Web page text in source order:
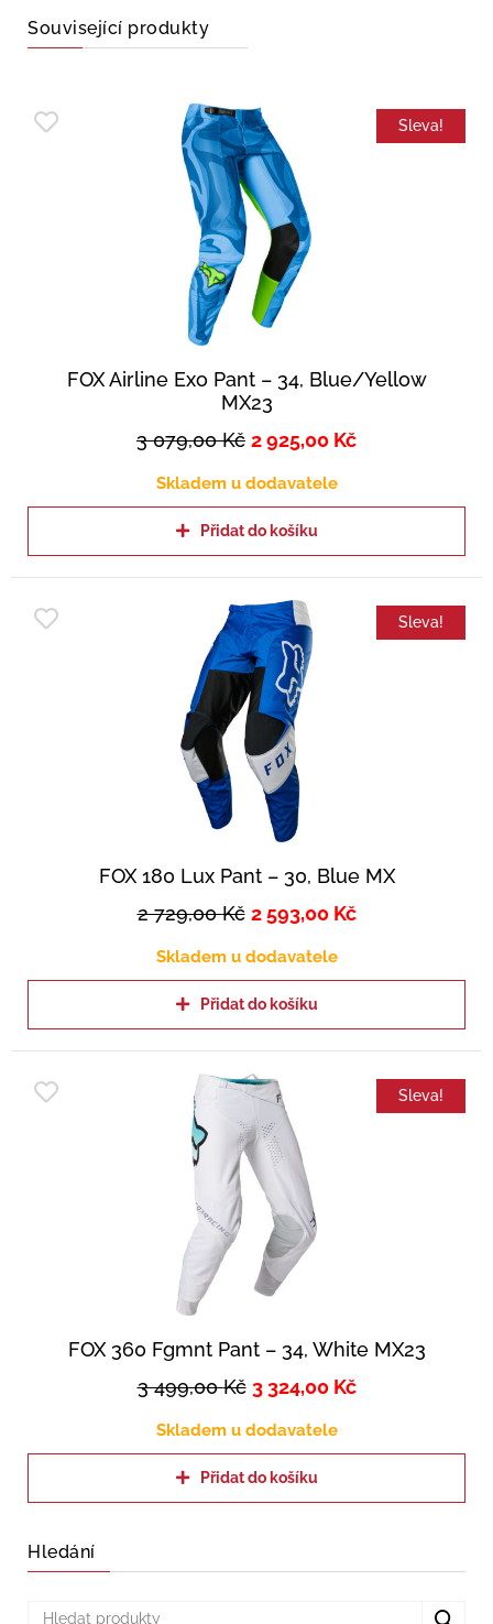
Související produkty
Sleva!
FOX Airline Exo Pant – 34, Blue/Yellow
MX23
3 079,00Kč 2 925,00 Kč
Skladem u dodavatele
Přidat do košíku
Sleva!
FOX 180 Lux Pant – 30, Blue MX
2 729,00Kč 2 593,00 Kč
Skladem u dodavatele
Přidat do košíku
Sleva!
FOX 360 Fgmnt Pant – 34, White MX23
3 499,00Kč 3 324,00 Kč
Skladem u dodavatele
Přidat do košíku
Hledání